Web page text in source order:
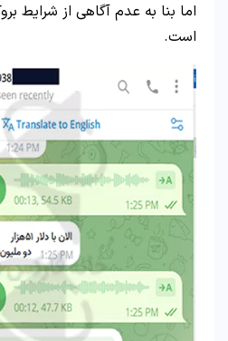
اما بنا به عدم آگاهی از شرایط
است.